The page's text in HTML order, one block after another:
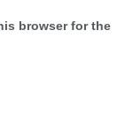
browser for the